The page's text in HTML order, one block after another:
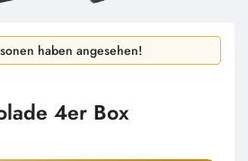
haben angesehen!
4er Box